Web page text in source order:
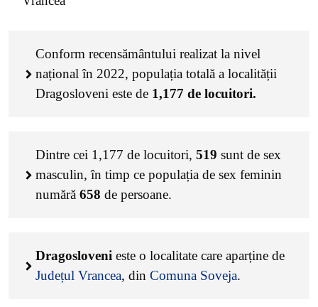
Conform recensământului realizat la nivel
național în 2022, populația totală a localității
Dragosloveni este de 1,177 de locuitori.
Dintre cei 1,177 de locuitori, 519 sunt de sex
masculin, în timp ce populația de sex feminin
numără 658 de persoane.
Dragosloveni este o localitate care aparține de
Județul Vrancea, din Comuna Soveja.